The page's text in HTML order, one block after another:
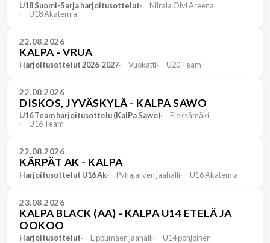
U18 Suomi-Sarja harjoitusottelut
Niirala Olvi Areena
U18 Akatemia
22.08.2026
KALPA - VRUA
Harjoitusottelut 2026-2027 Vuokatti U20 Team
22.08.2026
DISKOS, JYVÄSKYLÄ - KALPA SAWO
U16 Team harjoitusottelu (KalPa Sawo)
Pieksämäki
U16 Team
22.08.2026
KÄRPÄT AK - KALPA
Harjoitusottelut U16 Ak Pyhäjärven jäähalli U16 Akatemia
23.08.2026
KALPA BLACK (AA) - KALPA U14 ETELÄ JA
OOKOO
Harjoitusottelut Lippumäen jäähalli U14 pohjoinen